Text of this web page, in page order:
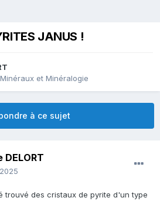
JANUS !
et Minéralogie
à ce sujet
trouvé des cristaux de pyrite d'un type